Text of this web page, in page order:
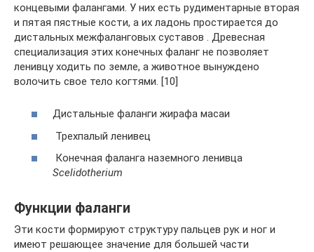
концевыми фалангами. У них есть рудиментарные вторая
и пятая пястные кости, а их ладонь простирается до
дистальных межфаланговых суставов . Древесная
специализация этих конечных фаланг не позволяет
ленивцу ходить по земле, а животное вынуждено
волочить свое тело когтями. [10]
Дистальные фаланги жирафа масаи
Трехпалый ленивец
Конечная фаланга наземного ленивца
Scelidotherium
Функции фаланги
Эти кости формируют структуру пальцев рук и ног и
имеют решающее значение для большей части